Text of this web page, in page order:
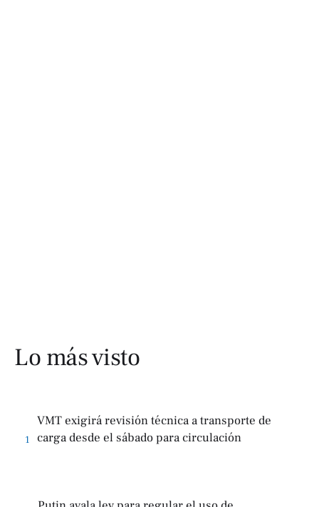
Lo más visto
1
VMT exigirá revisión técnica a transporte de
carga desde el sábado para circulación